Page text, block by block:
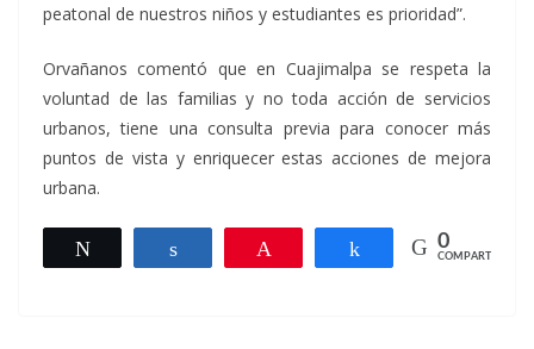
peatonal de nuestros niños y estudiantes es prioridad”.
Orvañanos comentó que en Cuajimalpa se respeta la
voluntad de las familias y no toda acción de servicios
urbanos, tiene una consulta previa para conocer más
puntos de vista y enriquecer estas acciones de mejora
urbana.
Compartir Compartir
0
COMPARTIR